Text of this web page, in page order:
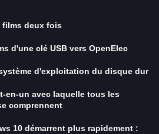
films deux fois
d'une clé USB vers OpenElec
d'exploitation du disque dur
en-un avec laquelle tous les
comprennent
10 démarrent plus rapidement :